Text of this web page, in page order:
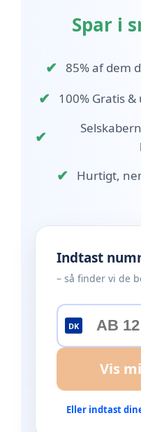
Spar i
✔ 85% af dem
✔ 100% Gratis
✔
✔ Hurtigt,
Indtast
– så finder vi de
DK
Vis
Eller indtast